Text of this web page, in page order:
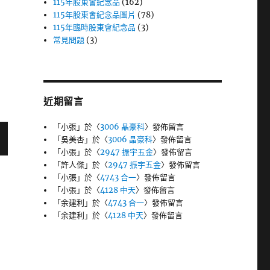
115年股東會紀念品 (162)
115年股東會紀念品圖片 (78)
115年臨時股東會紀念品 (3)
常見問題 (3)
近期留言
「小張」於〈3006 晶豪科〉發佈留言
「吳美杏」於〈3006 晶豪科〉發佈留言
「小張」於〈2947 振宇五金〉發佈留言
「許人傑」於〈2947 振宇五金〉發佈留言
「小張」於〈4743 合一〉發佈留言
「小張」於〈4128 中天〉發佈留言
「余建利 」於〈4743 合一〉發佈留言
「余建利 」於〈4128 中天〉發佈留言